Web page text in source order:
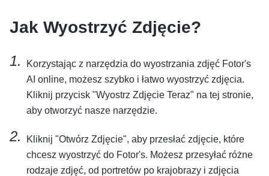
Jak Wyostrzyć Zdjęcie?
Korzystając z narzędzia do wyostrzania zdjęć Fotor's
AI online, możesz szybko i łatwo wyostrzyć zdjęcia.
Kliknij przycisk "Wyostrz Zdjęcie Teraz" na tej stronie,
aby otworzyć nasze narzędzie.
Kliknij "Otwórz Zdjęcie", aby przesłać zdjęcie, które
chcesz wyostrzyć do Fotor's. Możesz przesyłać różne
rodzaje zdjęć, od portretów po krajobrazy i zdjęcia